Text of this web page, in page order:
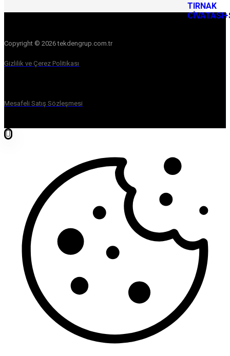
Copyright © 2026 tekdengrup.com.tr
Gizlilik ve Çerez Politikası
Mesafeli Satış Sözleşmesi